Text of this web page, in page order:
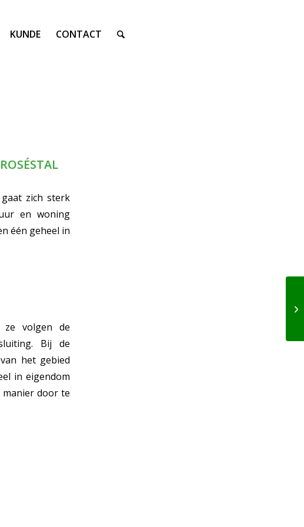
KUNDE CONTACT
zich sterk
en woning
één geheel in
ze volgen de
Bij de
het gebied
in eigendom
door te